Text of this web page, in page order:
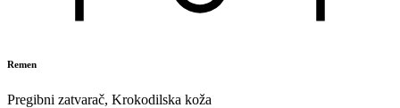
Remen
Pregibni zatvarač, Krokodilska koža